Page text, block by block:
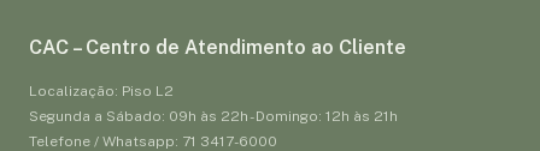
CAC – Centro de Atendimento ao Cliente
Localização: Piso L2
Segunda a Sábado: 09h às 22h - Domingo: 12h às 21h
Telefone / Whatsapp: 71 3417-6000